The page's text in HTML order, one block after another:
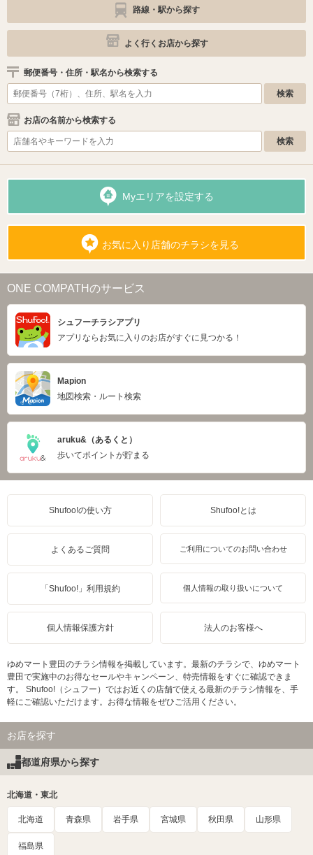
路線・駅から探す
よく行くお店から探す
郵便番号・住所・駅名から検索する
お店の名前から検索する
Myエリアを設定する
お気に入り店舗のチラシを見る
ONE COMPATHのサービス
シュフーチラシアプリ
アプリならお気に入りのお店がすぐに見つかる！
Mapion
地図検索・ルート検索
aruku&（あるくと）
歩いてポイントが貯まる
Shufoo!の使い方 Shufoo!とは
よくあるご質問 ご利用についてのお問い合わせ
「Shufoo!」利用規約 個人情報の取り扱いについて
個人情報保護方針 法人のお客様へ
ゆめマート豊田のチラシ情報を掲載しています。最新のチラシで、ゆめマート
豊田で実施中のお得なセールやキャンペーン、特売情報をすぐに確認できま
す。 Shufoo!（シュフー）ではお近くの店舗で使える最新のチラシ情報を、手
軽にご確認いただけます。お得な情報をぜひご活用ください。
お店を探す
都道府県から探す
北海道・東北
北海道 青森県 岩手県 宮城県 秋田県 山形県
福島県